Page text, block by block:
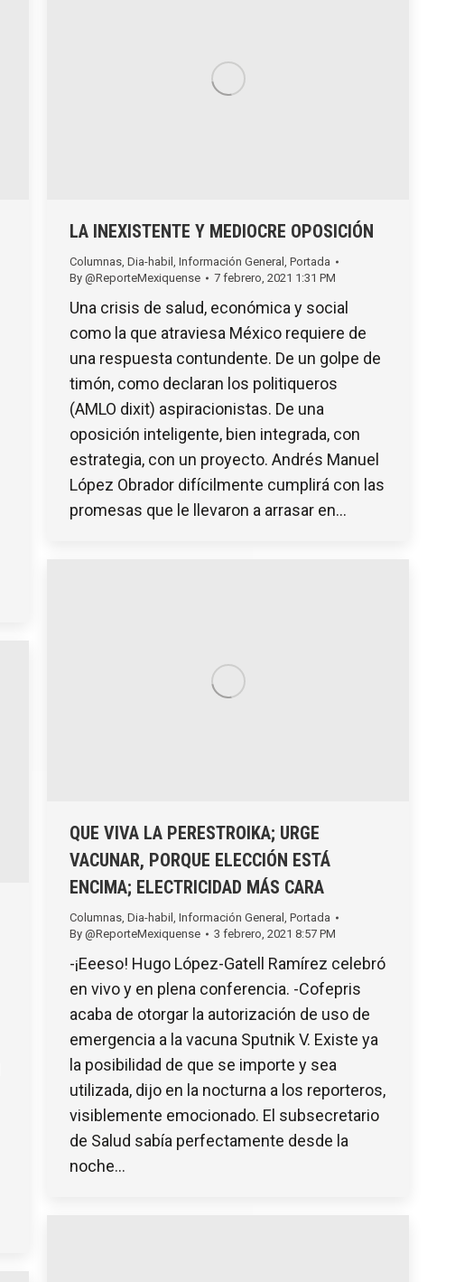
LA INEXISTENTE Y MEDIOCRE OPOSICIÓN
Columnas, Dia-habil , Información General , Portada
By @ReporteMexiquense 7 febrero, 2021 1:31 PM
Una crisis de salud, económica y social
como la que atraviesa México requiere de
una respuesta contundente. De un golpe de
timón, como declaran los politiqueros
(AMLO dixit) aspiracionistas. De una
oposición inteligente, bien integrada, con
estrategia, con un proyecto. Andrés Manuel
López Obrador difícilmente cumplirá con las
promesas que le llevaron a arrasar en…
QUE VIVA LA PERESTROIKA; URGE
VACUNAR, PORQUE ELECCIÓN ESTÁ
ENCIMA; ELECTRICIDAD MÁS CARA
Columnas Dia-habil Información General Portada
By @ReporteMexiquense 3 febrero, 2021 8:57 PM
-¡Eeeso! Hugo López-Gatell Ramírez celebró
en vivo y en plena conferencia. -Cofepris
acaba de otorgar la autorización de uso de
emergencia a la vacuna Sputnik V. Existe ya
la posibilidad de que se importe y sea
utilizada, dijo en la nocturna a los reporteros,
visiblemente emocionado. El subsecretario
de Salud sabía perfectamente desde la
noche…